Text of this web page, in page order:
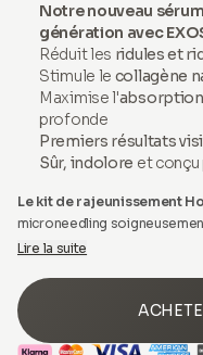
Notre nouveau
génération avec
Réduit les ridules et
Stimule le collagène
Maximise l'
profonde
Premiers résultats
Sûr, indolore et
Le kit de rajeunissement
microneedling
thérapie de microneedling
des professionnels
Lire la suite